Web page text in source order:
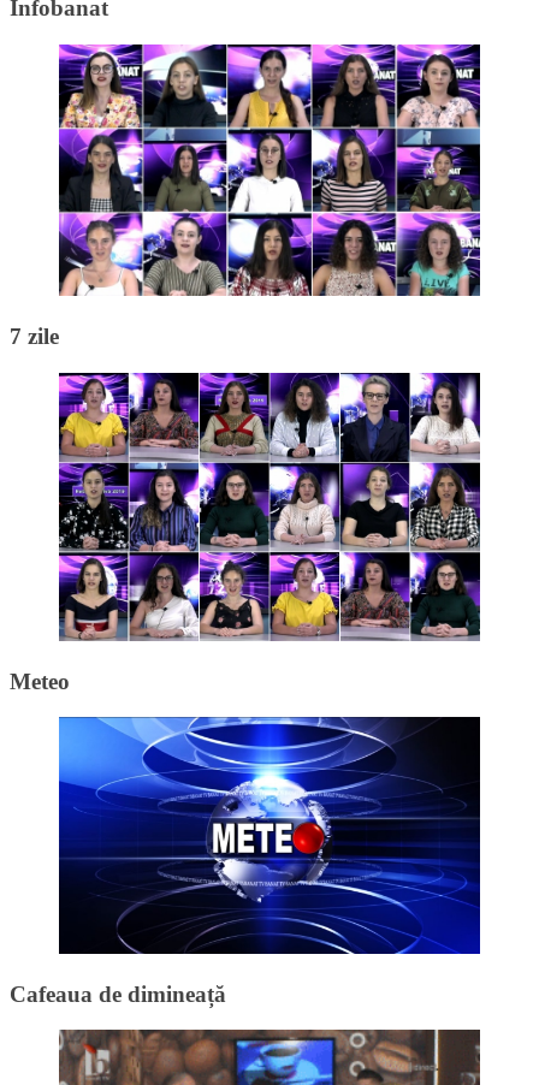
Infobanat
7 zile
Meteo
Cafeaua de dimineață